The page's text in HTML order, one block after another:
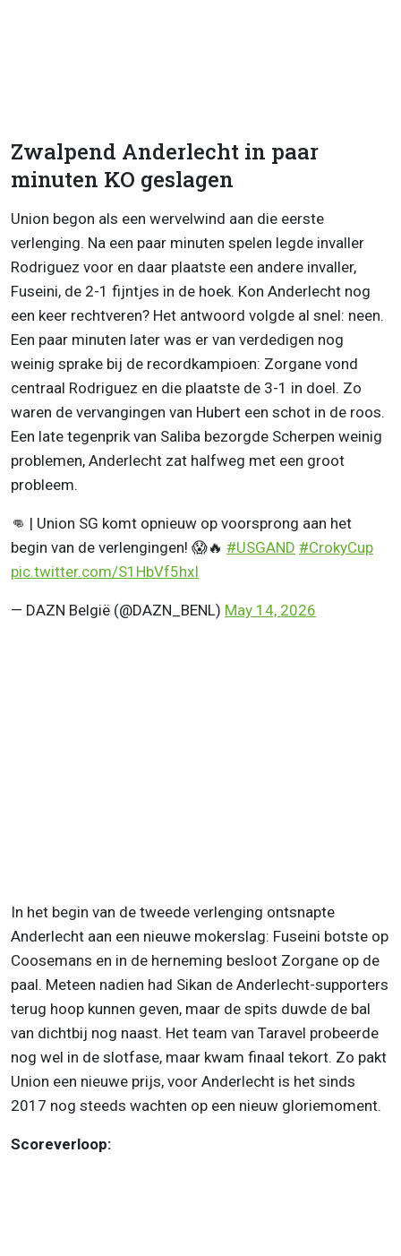
Zwalpend Anderlecht in paar
minuten KO geslagen
Union begon als een wervelwind aan die eerste
verlenging. Na een paar minuten spelen legde invaller
Rodriguez voor en daar plaatste een andere invaller,
Fuseini, de 2-1 fijntjes in de hoek. Kon Anderlecht nog
een keer rechtveren? Het antwoord volgde al snel: neen.
Een paar minuten later was er van verdedigen nog
weinig sprake bij de recordkampioen: Zorgane vond
centraal Rodriguez en die plaatste de 3-1 in doel. Zo
waren de vervangingen van Hubert een schot in de roos.
Een late tegenprik van Saliba bezorgde Scherpen weinig
problemen, Anderlecht zat halfweg met een groot
probleem.
👊 | Union SG komt opnieuw op voorsprong aan het
begin van de verlengingen! 😱🔥 #USGAND #CrokyCup
pic.twitter.com/S1HbVf5hxI
— DAZN België (@DAZN_BENL) May 14, 2026
In het begin van de tweede verlenging ontsnapte
Anderlecht aan een nieuwe mokerslag: Fuseini botste op
Coosemans en in de herneming besloot Zorgane op de
paal. Meteen nadien had Sikan de Anderlecht-supporters
terug hoop kunnen geven, maar de spits duwde de bal
van dichtbij nog naast. Het team van Taravel probeerde
nog wel in de slotfase, maar kwam finaal tekort. Zo pakt
Union een nieuwe prijs, voor Anderlecht is het sinds
2017 nog steeds wachten op een nieuw gloriemoment.
Scoreverloop: